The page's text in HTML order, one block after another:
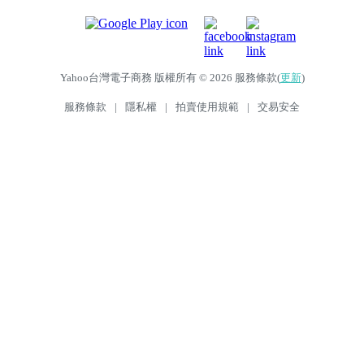
Yahoo台灣電子商務 版權所有 © 2026 服務條款(更新)
服務條款 | 隱私權 | 拍賣使用規範 | 交易安全